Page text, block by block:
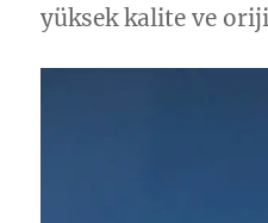
yüksek kalite ve